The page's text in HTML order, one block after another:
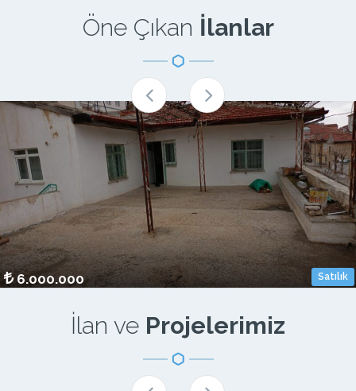
Öne Çıkan İlanlar
m² Oda S. Bina Yaşı
Satılık
6.000.000
İlan ve Projelerimiz